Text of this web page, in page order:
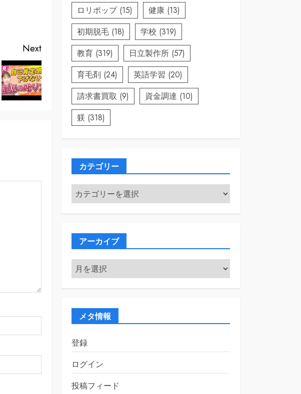
Next
ロリポップ(15) 健康 (13)
初期脱毛 (18) 学校 (319)
教育 (319) 日立製作所 (57)
育毛剤 (24) 英語学習 (20)
請求書買取 (9) 資金調達 (10)
躾 (318)
カテゴリー
カ
テ
ゴ
アーカイブ
ア
ー
カ
メタ情報
登録
ログイン
投稿フィード